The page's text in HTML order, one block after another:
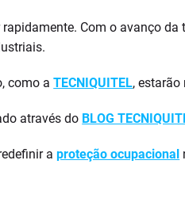
Com o avanço
como aTECNIQUITEL,
através do BLOG
aproteção ocupacional